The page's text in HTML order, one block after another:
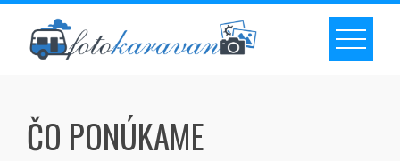
Skip
content
ČO PONÚKAME